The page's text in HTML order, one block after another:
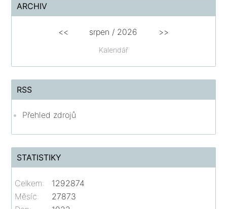
ARCHIV
Kalendář
<< srpen / 2026 >>
RSS
Přehled zdrojů
STATISTIKY
Celkem:
1292874
Měsíc:
27873